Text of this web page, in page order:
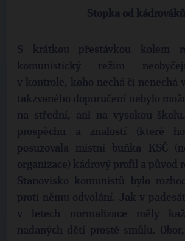
Stopka od kádrováků
S krátkou přestávkou kolem
komunistický režim
v kontrole, koho nechá či nenechá
takzvaného doporučení nebylo
na střední, ani na vysokou
prospěchu a znalostí (které
posuzovala místní buňka KSČ
organizace) kádrový profil a původ
Stanovisko komunistů bylo
proti němu odvolání. Jak v
v letech normalizace měly
nadaných dětí prostě smůlu.